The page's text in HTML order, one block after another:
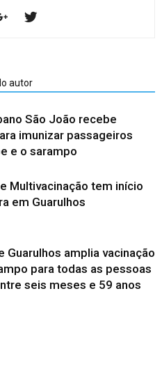
autor
São João recebe
imunizar passageiros
e o sarampo
Multivacinação tem início
em Guarulhos
Guarulhos amplia vacinação
para todas as pessoas
seis meses e 59 anos